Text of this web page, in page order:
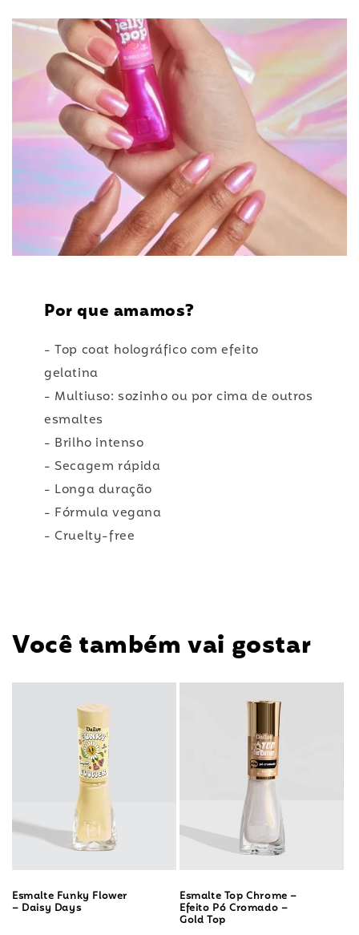
Por que amamos?
- Top coat holográfico com efeito
gelatina
- Multiuso: sozinho ou por cima de outros
esmaltes
- Brilho intenso
- Secagem rápida
- Longa duração
- Fórmula vegana
- Cruelty-free
Você também vai gostar
Esmalte Funky Flower
– Daisy Days
Esmalte Top Chrome –
Efeito Pó Cromado –
Gold Top